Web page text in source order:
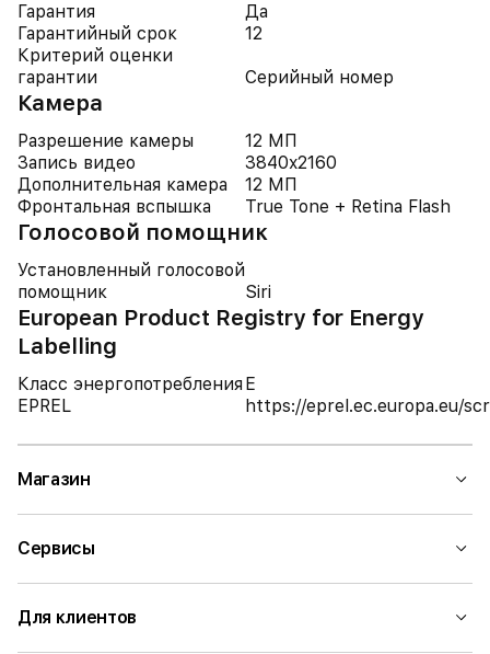
Гарантия
Да
Гарантийный срок
12
Критерий оценки
гарантии
Серийный номер
Камера
Разрешение камеры
12 МП
Запись видео
3840x2160
Дополнительная камера
12 МП
Фронтальная вспышка
True Tone + Retina Flash
Голосовой помощник
Установленный голосовой
помощник
Siri
European Product Registry for Energy
Labelling
Класс энергопотребления E
EPREL
https://eprel.ec.europa.eu/
Магазин
Сервисы
Для клиентов